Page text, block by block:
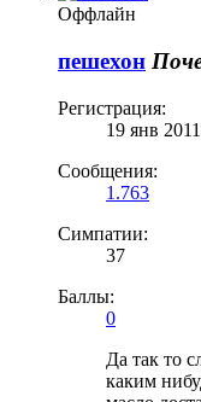
Оффлайн
пешехон
Регистрация:
19 янв 2011
Сообщения:
1.763
Симпатии:
37
Баллы:
0
Да так то
каким